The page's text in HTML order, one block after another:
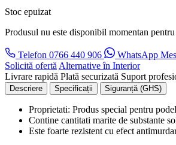
Stoc epuizat
Produsul nu este disponibil momentan
Telefon 0766 440 906 WhatsApp
Solicită ofertă Alternative în Interior
Livrare rapidă Plată securizată Suport
Descriere Specificații Siguranță (GHS)
Proprietati: Produs special pentru
Contine cantitati marite de substante
Este foarte rezistent cu efect